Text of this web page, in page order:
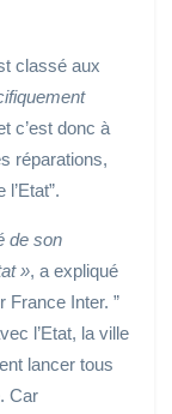
classé aux
c’est donc à
réparations,
de son
», a expliqué
France Inter. ”
l’Etat, la ville
lancer tous
Car